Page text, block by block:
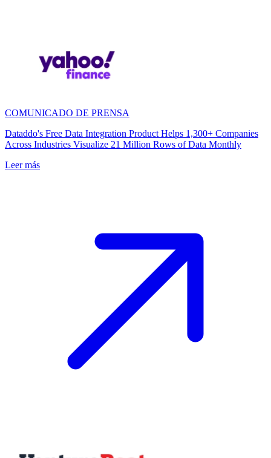
COMUNICADO DE PRENSA
Dataddo's Free Data Integration Product Helps 1,300+ Companies
Across Industries Visualize 21 Million Rows of Data Monthly
Leer más